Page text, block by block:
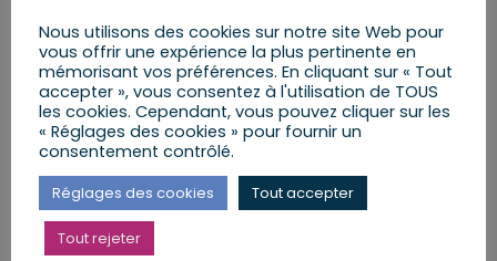
Partager cet article
Facebook
X LinkedIn
Email
Articles similaires
Nous utilisons des cookies sur notre site Web pour
vous offrir une expérience la plus pertinente en
mémorisant vos préférences. En cliquant sur « Tout
accepter », vous consentez à l'utilisation de TOUS
les cookies. Cependant, vous pouvez cliquer sur les
« Réglages des cookies » pour fournir un
consentement contrôlé.
Réglages des cookies Tout accepter
Tout rejeter